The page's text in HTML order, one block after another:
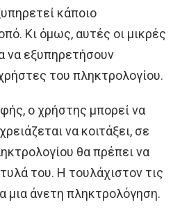
κάποιο
Κι όμως, αυτές οι μικρές
να εξυπηρετήσουν
του πληκτρολογίου.
ο χρήστης μπορεί να
να κοιτάξει, σε
θα πρέπει να
του. Η τουλάχιστον τις
μια άνετη πληκτρολόγηση.